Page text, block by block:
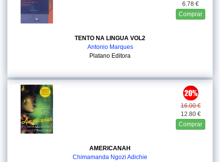
6.78 €
Comprar
TENTO NA LINGUA VOL2
Antonio Marques
Platano Editora
16.00 €
12.80 €
Comprar
AMERICANAH
Chimamanda Ngozi Adichie